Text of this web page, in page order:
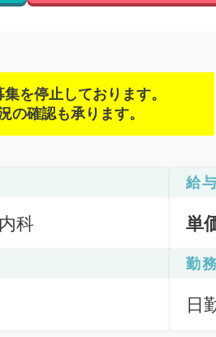
を停止しております。
の確認も承ります。
科
給与
単
勤
日